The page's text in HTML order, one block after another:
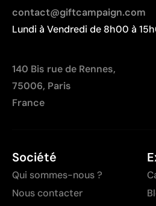
contact@giftcampaign.com
Lundi à Vendredi de 8h00 à
140 Bis rue de Rennes,
75006, Paris
France
Société
Qui sommes-nous ?
Nous contacter